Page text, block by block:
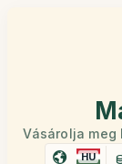
Vásárolja
HU